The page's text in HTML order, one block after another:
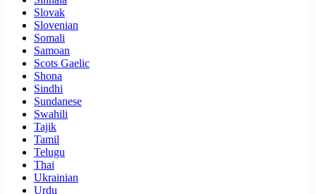
Slovak
Slovenian
Somali
Samoan
Scots Gaelic
Shona
Sindhi
Sundanese
Swahili
Tajik
Tamil
Telugu
Thai
Ukrainian
Urdu